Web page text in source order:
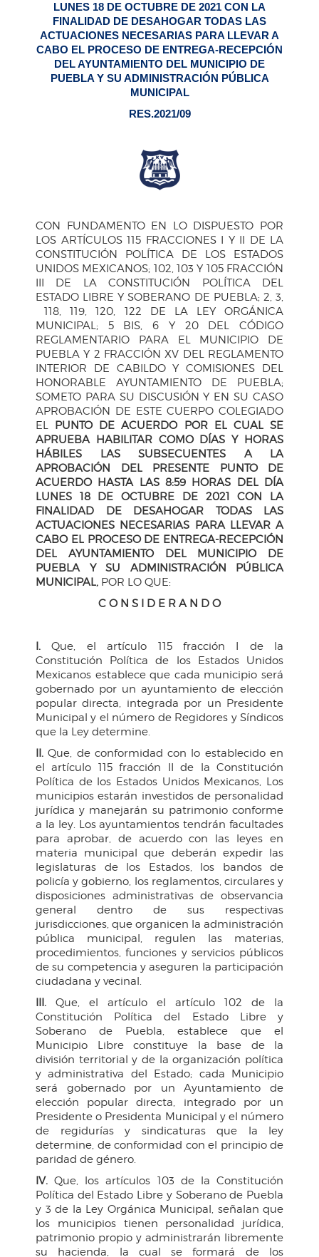
LUNES 18 DE OCTUBRE DE 2021 CON LA
FINALIDAD DE DESAHOGAR TODAS LAS
ACTUACIONES NECESARIAS PARA LLEVAR A
CABO EL PROCESO DE ENTREGA-RECEPCIÓN
DEL AYUNTAMIENTO DEL MUNICIPIO DE
PUEBLA Y SU ADMINISTRACIÓN PÚBLICA
MUNICIPAL
RES.2021/09
CON FUNDAMENTO EN LO DISPUESTO POR
LOS ARTÍCULOS 115 FRACCIONES I Y II DE LA
CONSTITUCIÓN POLÍTICA DE LOS ESTADOS
UNIDOS MEXICANOS; 102, 103 Y 105 FRACCIÓN
III DE LA CONSTITUCIÓN POLÍTICA DEL
ESTADO LIBRE Y SOBERANO DE PUEBLA; 2, 3,
118, 119, 120, 122 DE LA LEY ORGÁNICA
MUNICIPAL; 5 BIS, 6 Y 20 DEL CÓDIGO
REGLAMENTARIO PARA EL MUNICIPIO DE
PUEBLA Y 2 FRACCIÓN XV DEL REGLAMENTO
INTERIOR DE CABILDO Y COMISIONES DEL
HONORABLE AYUNTAMIENTO DE PUEBLA;
SOMETO PARA SU DISCUSIÓN Y EN SU CASO
APROBACIÓN DE ESTE CUERPO COLEGIADO
EL PUNTO DE ACUERDO POR EL CUAL SE
APRUEBA HABILITAR COMO DÍAS Y HORAS
HÁBILES LAS SUBSECUENTES A LA
APROBACIÓN DEL PRESENTE PUNTO DE
ACUERDO HASTA LAS 8:59 HORAS DEL DÍA
LUNES 18 DE OCTUBRE DE 2021
CON LA
FINALIDAD DE DESAHOGAR TODAS LAS
ACTUACIONES NECESARIAS PARA LLEVAR A
CABO EL PROCESO DE ENTREGA-RECEPCIÓN
DEL AYUNTAMIENTO DEL MUNICIPIO DE
PUEBLA Y SU ADMINISTRACIÓN PÚBLICA
MUNICIPAL, POR LO QUE:
C O N S I D E R A N D O
I. Que, el artículo 115 fracción I de la
Constitución Política de los Estados Unidos
Mexicanos establece que cada municipio será
gobernado por un ayuntamiento de elección
popular directa, integrada por un Presidente
Municipal y el número de Regidores y Síndicos
que la Ley determine.
II. Que, de conformidad con lo establecido en
el artículo 115 fracción II de la Constitución
Política de los Estados Unidos Mexicanos, Los
municipios estarán investidos de personalidad
jurídica y manejarán su patrimonio conforme
a la ley. Los ayuntamientos tendrán facultades
para aprobar, de acuerdo con las leyes en
materia municipal que deberán expedir las
legislaturas de los Estados, los bandos de
policía y gobierno, los reglamentos, circulares y
disposiciones administrativas de observancia
general dentro de sus respectivas
jurisdicciones, que organicen la administración
pública municipal, regulen las materias,
procedimientos, funciones y servicios públicos
de su competencia y aseguren la participación
ciudadana y vecinal.
III. Que, el artículo el artículo 102 de la
Constitución Política del Estado Libre y
Soberano de Puebla, establece que el
Municipio Libre constituye la base de la
división territorial y de la organización política
y administrativa del Estado; cada Municipio
será gobernado por un Ayuntamiento de
elección popular directa, integrado por un
Presidente o Presidenta Municipal y el número
de regidurías y sindicaturas que la ley
determine, de conformidad con el principio de
paridad de género.
IV. Que, los artículos 103 de la Constitución
Política del Estado Libre y Soberano de Puebla
y 3 de la Ley Orgánica Municipal, señalan que
los municipios tienen personalidad jurídica,
patrimonio propio y administrarán libremente
su hacienda, la cual se formará de los